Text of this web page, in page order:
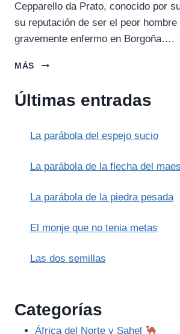
Cepparello da Prato, conocido por
su reputación de ser el peor
gravemente enfermo en Borgoña….
MÁS
EL
CUENTO
Últimas entradas
La parábola del espejo sucio
La parábola de la flecha del
La parábola de la piedra pesada
El monje que no tenia metas
Las dos semillas
Categorías
África del Norte y Sahel